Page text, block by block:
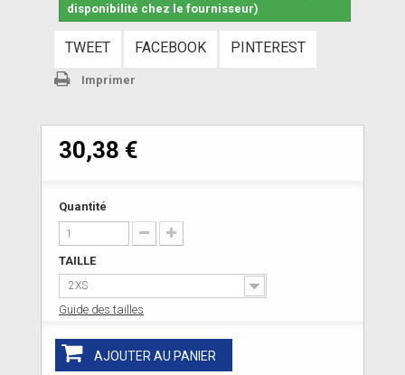
disponibilité chez le fournisseur)
TWEET FACEBOOK PINTEREST
Imprimer
30,38 €
Quantité
TAILLE
2XS
Guide des tailles
AJOUTER AU PANIER